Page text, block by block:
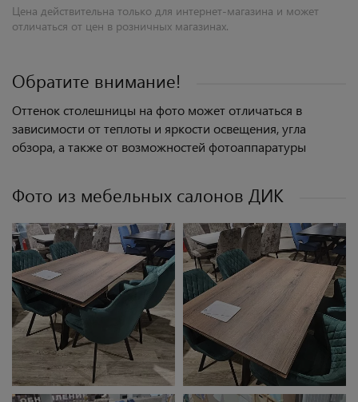
Цена действительна только для интернет-магазина и может
отличаться от цен в розничных магазинах.
Обратите внимание!
Оттенок столешницы на фото может отличаться в
зависимости от теплоты и яркости освещения, угла
обзора, а также от возможностей фотоаппаратуры
Фото из мебельных салонов ДИК